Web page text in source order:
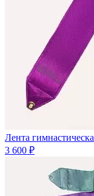
Лента
3 600 ₽